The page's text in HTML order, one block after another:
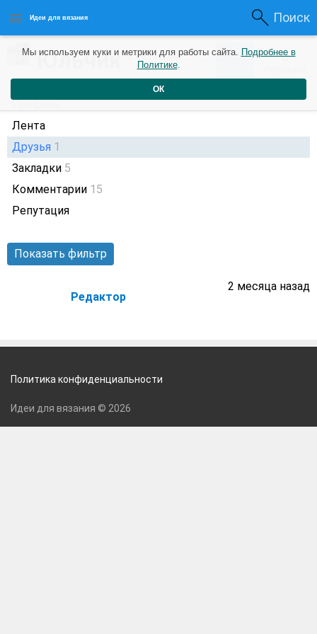
Идеи для вязания Поиск
Юльчик6 лет назад 0 0
Профиль
Лента
Друзья 1
Закладки 5
Комментарии 15
Репутация
Показать фильтр
Редактор
2 месяца назад
Мы используем куки и метрики для работы сайта. Подробнее в
Политике.
ОК
Политика конфиденциальности
Идеи для вязания © 2026